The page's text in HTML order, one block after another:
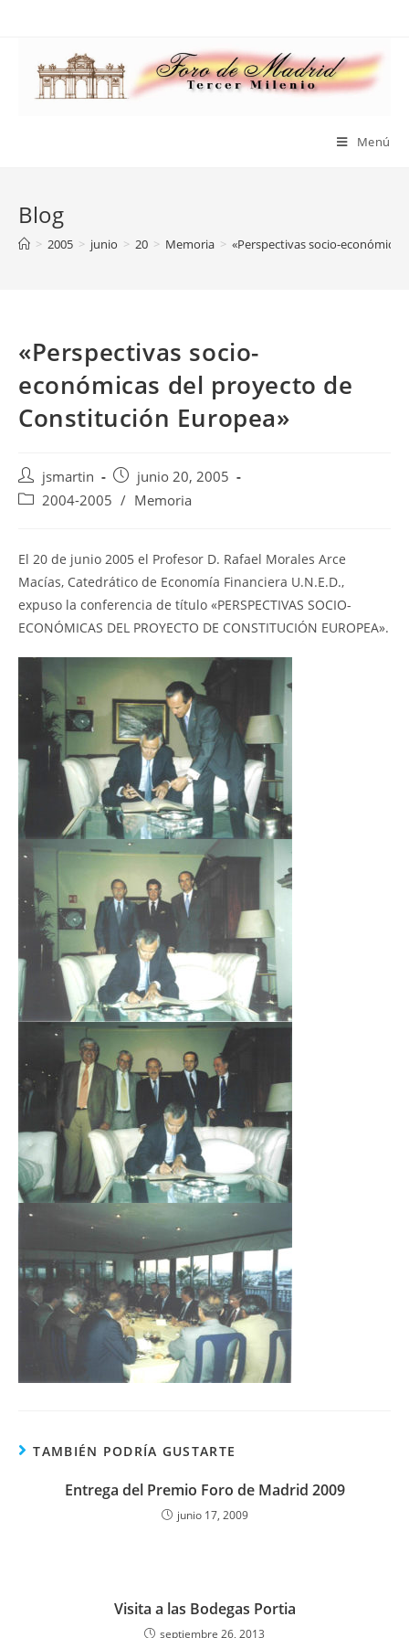
Menú
Blog
> 2005 > junio > 20 > Memoria > «Perspectivas socio-
«Perspectivas socio-
económicas del proyecto de
Constitución Europea»
Autor
de
jsmartin
Publicación
de
junio 20, 2005
Categoría
entrada:
2004-2005 / Memoria
El 20 de junio 2005 el Profesor D. Rafael Morales Arce
Macías, Catedrático de Economía Financiera U.N.E.D.,
expuso la conferencia de título «PERSPECTIVAS SOCIO-
ECONÓMICAS DEL PROYECTO DE CONSTITUCIÓN EUROPEA».
TAMBIÉN PODRÍA GUSTARTE
Entrega del Premio Foro de Madrid 2009
junio 17, 2009
Visita a las Bodegas Portia
septiembre 26, 2013